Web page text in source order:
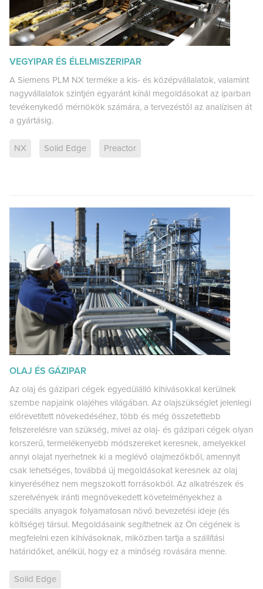
VEGYIPAR ÉS ÉLELMISZERIPAR
A Siemens PLM NX terméke a kis- és középvállalatok, valamint
nagyvállalatok szintjén egyaránt kínál megoldásokat az iparban
tevékenykedő mérnökök számára, a tervezéstől az analízisen át
a gyártásig.
NX Solid Edge Preactor
OLAJ ÉS GÁZIPAR
Az olaj és gázipari cégek egyedülálló kihívásokkal kerülnek
szembe napjaink olajéhes világában. Az olajszükséglet jelenlegi
előrevetített növekedéséhez, több és még összetettebb
felszerelésre van szükség, mivel az olaj- és gázipari cégek olyan
korszerű, termelékenyebb módszereket keresnek, amelyekkel
annyi olajat nyerhetnek ki a meglévő olajmezőkből, amennyit
csak lehetséges, továbbá új megoldásokat keresnek az olaj
kinyeréséhez nem megszokott forrásokból. Az alkatrészek és
szerelvények iránti megnövekedett követelményekhez a
speciális anyagok folyamatosan növő bevezetési ideje (és
költsége) társul. Megoldásaink segíthetnek az Ön cégének is
megfelelni ezen kihívásoknak, miközben tartja a szállítási
határidőket, anélkül, hogy ez a minőség rovására menne.
Solid Edge